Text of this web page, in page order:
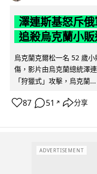
澤連斯基怒斥
追殺烏克蘭小
烏克蘭克爾松一名 52 歲
傷，影片由烏克蘭總統澤
「狩獵式」攻擊，烏克蘭...
87 51 ↗ 分享
ADVERTISEMENT